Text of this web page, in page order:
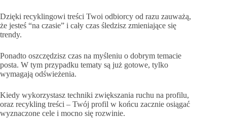
Dzięki recyklingowi treści Twoi odbiorcy od razu zauważą,
że jesteś “na czasie” i cały czas śledzisz zmieniające się
trendy.
Ponadto oszczędzisz czas na myśleniu o dobrym temacie
posta. W tym przypadku tematy są już gotowe, tylko
wymagają odświeżenia.
Kiedy wykorzystasz techniki zwiększania ruchu na profilu,
oraz recykling treści – Twój profil w końcu zacznie osiągać
wyznaczone cele i mocno się rozwinie.